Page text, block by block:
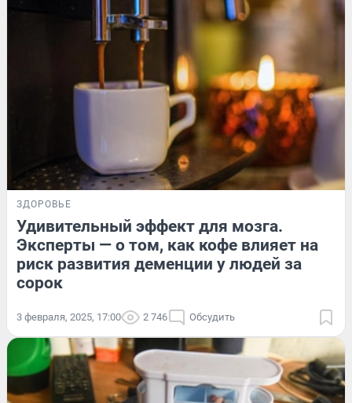
ЗДОРОВЬЕ
Удивительный эффект для мозга.
Эксперты — о том, как кофе влияет на
риск развития деменции у людей за
сорок
3 февраля, 2025, 17:00 2 746 Обсудить